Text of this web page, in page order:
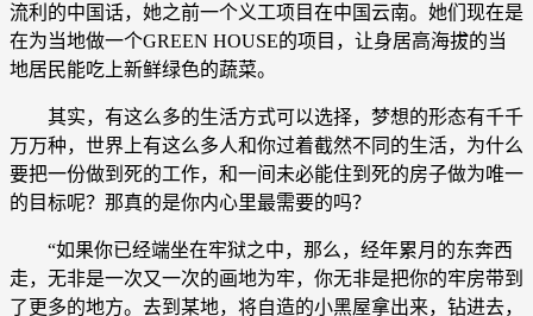
流利的中国话，她之前一个义工项目在中国云南。她们现在是
在为当地做一个GREEN HOUSE的项目，让身居高海拔的当
地居民能吃上新鲜绿色的蔬菜。
其实，有这么多的生活方式可以选择，梦想的形态有千千
万万种，世界上有这么多人和你过着截然不同的生活，为什么
要把一份做到死的工作，和一间未必能住到死的房子做为唯一
的目标呢？那真的是你内心里最需要的吗？
“如果你已经端坐在牢狱之中，那么，经年累月的东奔西
走，无非是一次又一次的画地为牢，你无非是把你的牢房带到
了更多的地方。去到某地，将自造的小黑屋拿出来，钻进去，